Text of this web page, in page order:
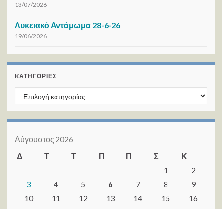
13/07/2026
Λυκειακό Αντάμωμα 28-6-26
19/06/2026
KΑΤΗΓΟΡΊΕΣ
Kατηγορίες
Αύγουστος 2026
Δ
Τ Τ Π Π Σ
Κ
1
2
3
4 5 6 7 8
9
10
11 12 13 14 15
16